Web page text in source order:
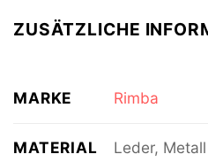
ZUSÄTZLICHE
MARKE Rimba
MATERIAL Leder,